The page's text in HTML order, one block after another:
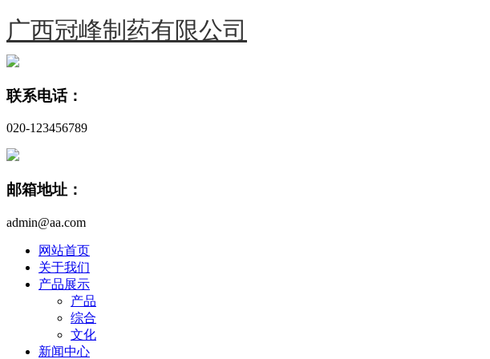
广西冠峰制药有限公司
联系电话：
020-123456789
邮箱地址：
admin@aa.com
网站首页
关于我们
产品展示
产品
综合
文化
新闻中心